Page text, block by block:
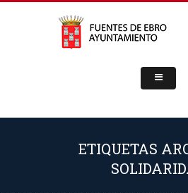
ETIQUETAS